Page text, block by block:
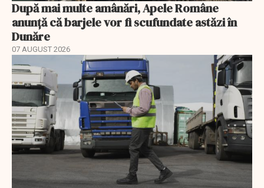
După mai multe amânări, Apele Române
anunță că barjele vor fi scufundate astăzi în
Dunăre
07 AUGUST 2026